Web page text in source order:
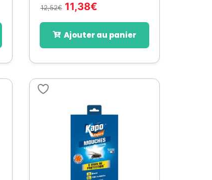
12,52€ 11,38€
Ajouter au panier